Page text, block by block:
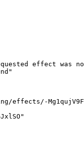
effect was
"
effects/-
"